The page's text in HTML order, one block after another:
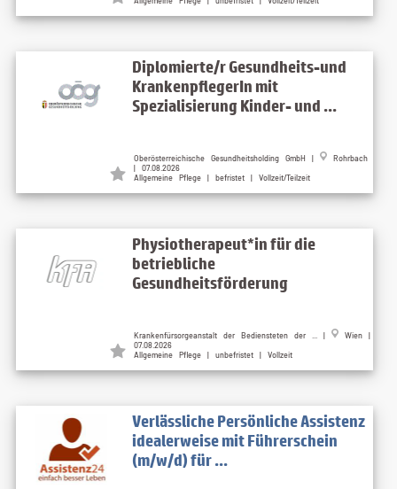
Diplomierte/r Gesundheits-und
KrankenpflegerIn mit
Spezialisierung Kinder- und ...
Oberösterreichische Gesundheitsholding GmbH |
Rohrbach
| 07.08.2026
Allgemeine Pflege | befristet | Vollzeit/Teilzeit
Physiotherapeut*in für die
betriebliche
Gesundheitsförderung
Krankenfürsorgeanstalt der Bediensteten der ... |
Wien |
07.08.2026
Allgemeine Pflege | unbefristet | Vollzeit
Verlässliche Persönliche Assistenz
idealerweise mit Führerschein
(m/w/d) für ...